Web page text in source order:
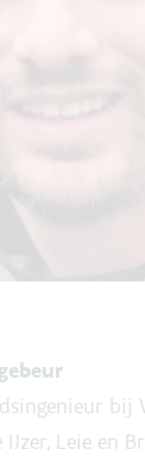
bij
Leie en